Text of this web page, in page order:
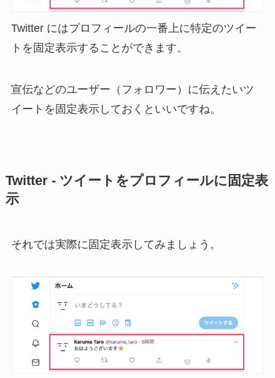
Twitter にはプロフィールの一番上に特定のツイー
トを固定表示することができます。
宣伝などのユーザー（フォロワー）に伝えたいツ
イートを固定表示しておくといいですね。
Twitter - ツイートをプロフィールに固定表
示
それでは実際に固定表示してみましょう。